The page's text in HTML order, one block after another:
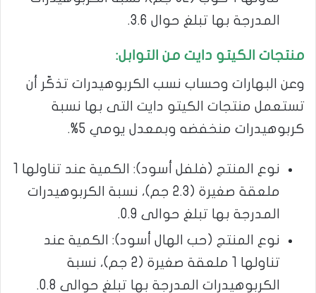
المدرجة بها تبلغ حوال 3.6.
منتجات الكيتو دايت من التوابل:
وعن البهارات وحساب نسب الكربوهيدرات تذكّر أن
تستعمل منتجات الكيتو دايت التى بها نسبة
كربوهيدرات منخفضه وبمعدل يومي 5%.
نوع المنتج (فلفل أسود): الكمية عند تناولها 1
ملعقة صغيرة (2.3 جم)، نسبة الكربوهيدرات
المدرجة بها تبلغ حوالى 0.9.
نوع المنتج (حب الهال أسود): الكمية عند
تناولها 1 ملعقة صغيرة (2 جم)، نسبة
الكربوهيدرات المدرجة بها تبلغ حوالى 0.8.